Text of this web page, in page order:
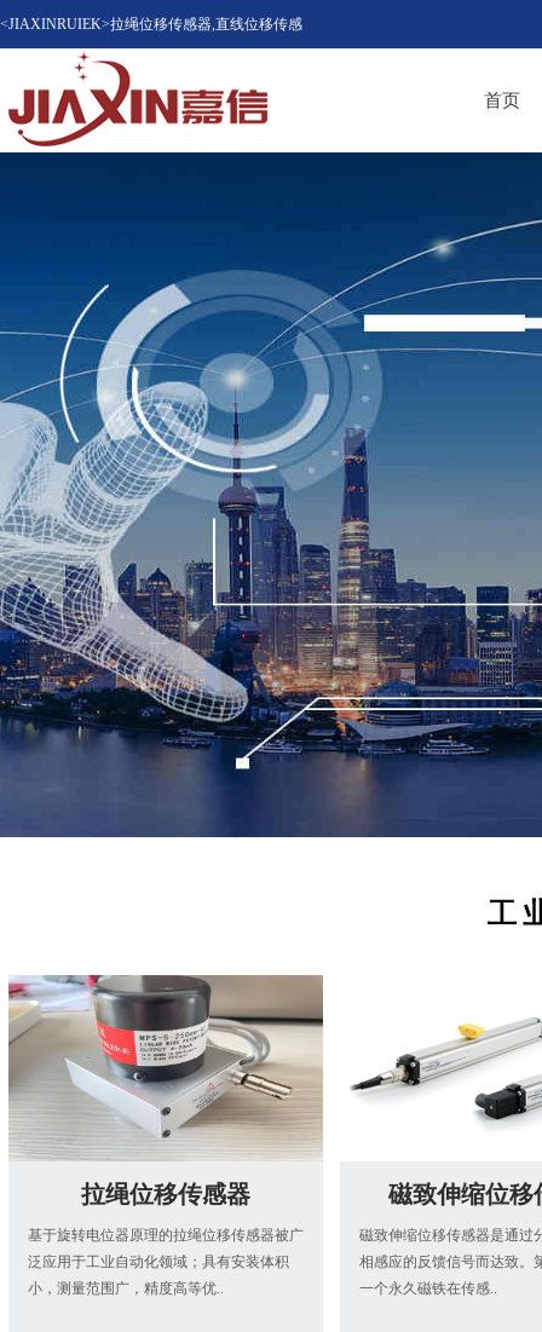
<JIAXINRUIEK>拉绳位移传感器,直线位移传感
器（位移计），磁致伸缩位移传感器，LVDT位
移传感器知名品牌供应商
首页
拉绳位移传感器
基于旋转电位器原理的拉绳位移传感器被广
泛应用于工业自动化领域；具有安装体积
小，测量范围广，精度高等优..
磁致伸缩位移
磁致伸缩位移传感器是通过
相感应的反馈信号而达致。
一个永久磁铁在传感..